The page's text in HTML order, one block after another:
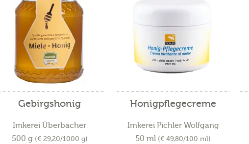
Gebirgshonig
Imkerei Überbacher
500 g (€ 29,20/1000 g)
Honigpflegecreme
Imkerei Pichler Wolfgang
50 ml (€ 49,80/100 ml)